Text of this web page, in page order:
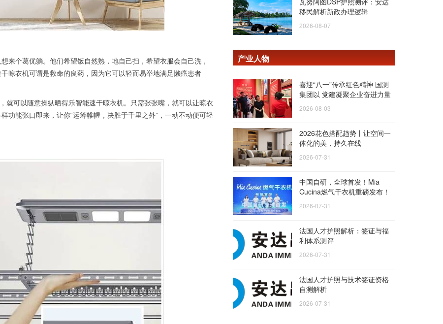
来个葛优躺。他们希望饭自然熟，地自己扫，希望衣服会自己洗，
晾衣机可谓是救命的良药，因为它可以轻而易举地满足懒癌患者
就可以随意操纵晒得乐智能速干晾衣机。只需张张嘴，就可以让晾衣
功能张口即来，让你“运筹帷幄，决胜于千里之外”，一动不动便可轻
移民解析新政办理逻辑
2026-08-07
产业人物
喜迎“八一”传承红色精神 国测
集团以 党建凝聚企业奋进力量
2026-08-03
2026花色搭配趋势丨让空间一
体化的美，持久在线
2026-07-31
中国自研，全球首发！Mia
Cucina燃气干衣机重磅发布！
2026-07-31
法国人才护照解析：签证与福
利体系测评
2026-07-31
法国人才护照与技术签证资格
自测解析
2026-07-31